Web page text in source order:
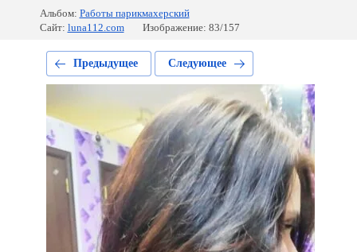
Альбом: Работы парикмахерский
Сайт: luna112.com Изображение: 83/157
Предыдущее Следующее